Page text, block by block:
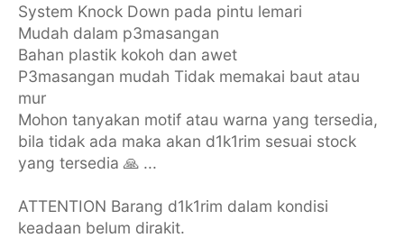
System Knock Down pada pintu lemari
Mudah dalam p3masangan
Bahan plastik kokoh dan awet
P3masangan mudah Tidak memakai baut atau
mur
Mohon tanyakan motif atau warna yang tersedia,
bila tidak ada maka akan d1k1rim sesuai stock
yang tersedia 🙏 ...
ATTENTION Barang d1k1rim dalam kondisi
keadaan belum dirakit.